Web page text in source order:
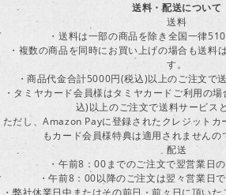
送料・配送について
送料
・送料は一部の商品を除き全国一律510
・複数の商品を同時にお買い上げの場合も送料
す。
・商品代金合計5000円(税込)以上のご注文で
・タミヤカード会員様はタミヤカードご利用の
込)以上のご注文で送料サービス
ただし、Amazon Payに登録されたクレジットカ
もカード会員様特典は適用されませんの
配送
・午前8：00までのご注文で翌営業日の
・午前8：00以降のご注文は翌々営業日
・弊社休業日中またはその前日・前々日に頂い